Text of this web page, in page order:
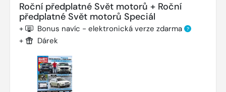
Roční předplatné Svět motorů + Roční
předplatné Svět motorů Speciál
+ Bonus navíc - elektronická verze zdarma ?
+ Dárek